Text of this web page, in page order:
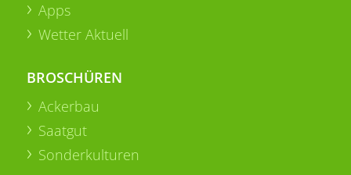
Apps
Wetter Aktuell
BROSCHÜREN
Ackerbau
Saatgut
Sonderkulturen